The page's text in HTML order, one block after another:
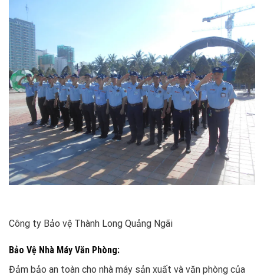
Công ty Bảo vệ Thành Long Quảng Ngãi
Bảo Vệ Nhà Máy Văn Phòng:
Đảm bảo an toàn cho nhà máy sản xuất và văn phòng của